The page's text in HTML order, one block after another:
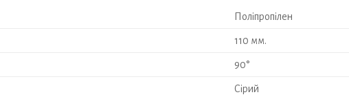
Поліпропілен
110 мм.
90°
Сірий